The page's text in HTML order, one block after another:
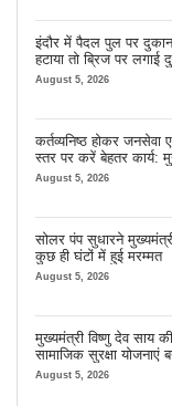
इंदौर में पैदल पुल पर
हटाया तो ब्रिज पर
मिल रही
August 5, 2026
कर्तव्यनिष्ठ होकर
स्तर पर करें बेहतर कार्य:
August 5, 2026
सोलर पंप सुधारने
कुछ ही घंटों में हुई मरम्मत
August 5, 2026
मुख्यमंत्री विष्णु देव साय
सामाजिक सुरक्षा योजनाएं
मजबूत सहारा
August 5, 2026